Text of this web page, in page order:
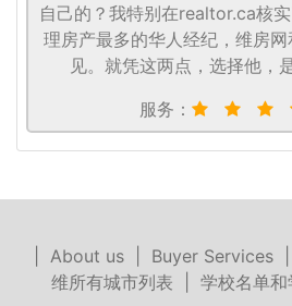
自己的？我特别在realtor.ca核
理房产最多的华人经纪，维房
见。就凭这两点，选择他，
服务：
About us| Buyer Services|
维所有城市列表
学校名单